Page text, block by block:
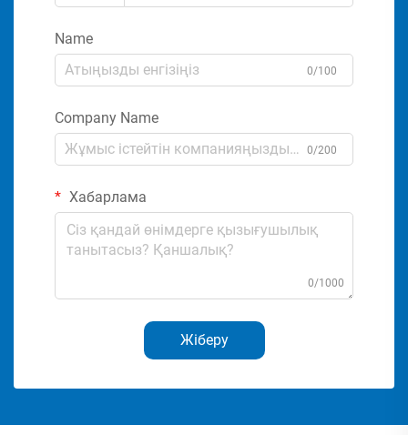
Name
0/100
Company Name
0/200
Хабарлама
0/1000
Жіберу